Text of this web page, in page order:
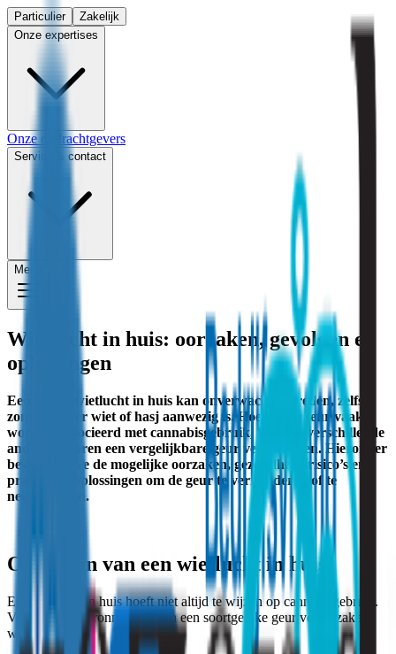
Particulier
Zakelijk
Onze expertises
Onze opdrachtgevers
Service & contact
Menu
Wietlucht in huis: oorzaken, gevolgen en
oplossingen
Een sterke wietlucht in huis kan onverwacht optreden, zelfs
zonder dat er wiet of hasj aanwezig is. Hoewel de geur vaak
wordt geassocieerd met cannabisgebruik, kunnen verschillende
andere factoren een vergelijkbare geur veroorzaken. Hieronder
bespreken we de mogelijke oorzaken, gezondheidsrisico’s en
praktische oplossingen om de geur te verminderen of te
neutraliseren.
Oorzaken van een wietlucht in huis
Een wietgeur in huis hoeft niet altijd te wijzen op cannabisgebruik.
Verschillende bronnen kunnen een soortgelijke geur veroorzaken,
waaronder: